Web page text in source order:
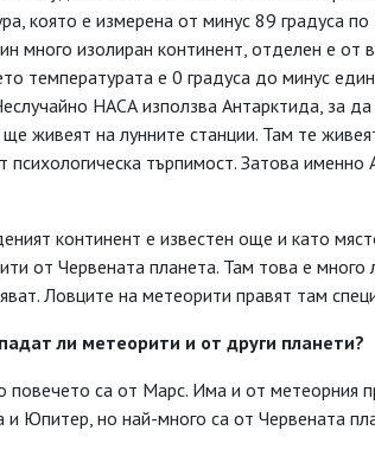
която е измерена от минус 89 градуса
много изолиран континент, отделен е от
температурата е 0 градуса до минус
НАСА използва Антарктида, за
живеят на лунните станции. Там те
психологическа търпимост. Затова именно
континент е известен още и като
от Червената планета. Там това е
Ловците на метеорити правят там
ли метеорити и от други планети?
повечето са от Марс. Има и от метеорния
и Юпитер, но най-много са от Червената